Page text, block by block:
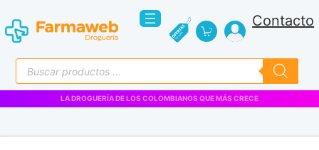
al
contenido
Contacto
Búsqueda
de
productos
LA DROGUERÍA DE LOS COLOMBIANOS QUE MÁS CRECE